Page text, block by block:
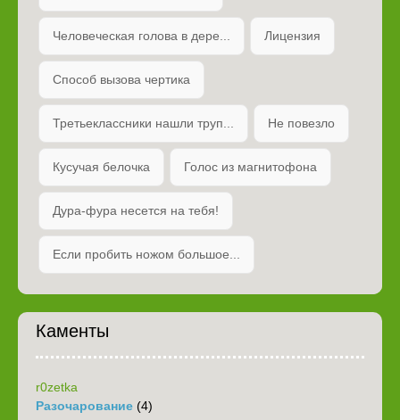
Человеческая голова в дере... Лицензия
Способ вызова чертика
Третьеклассники нашли труп... Не повезло
Кусучая белочка Голос из магнитофона
Дура-фура несется на тебя!
Если пробить ножом большое...
Каменты
r0zetka
Разочарование (4)